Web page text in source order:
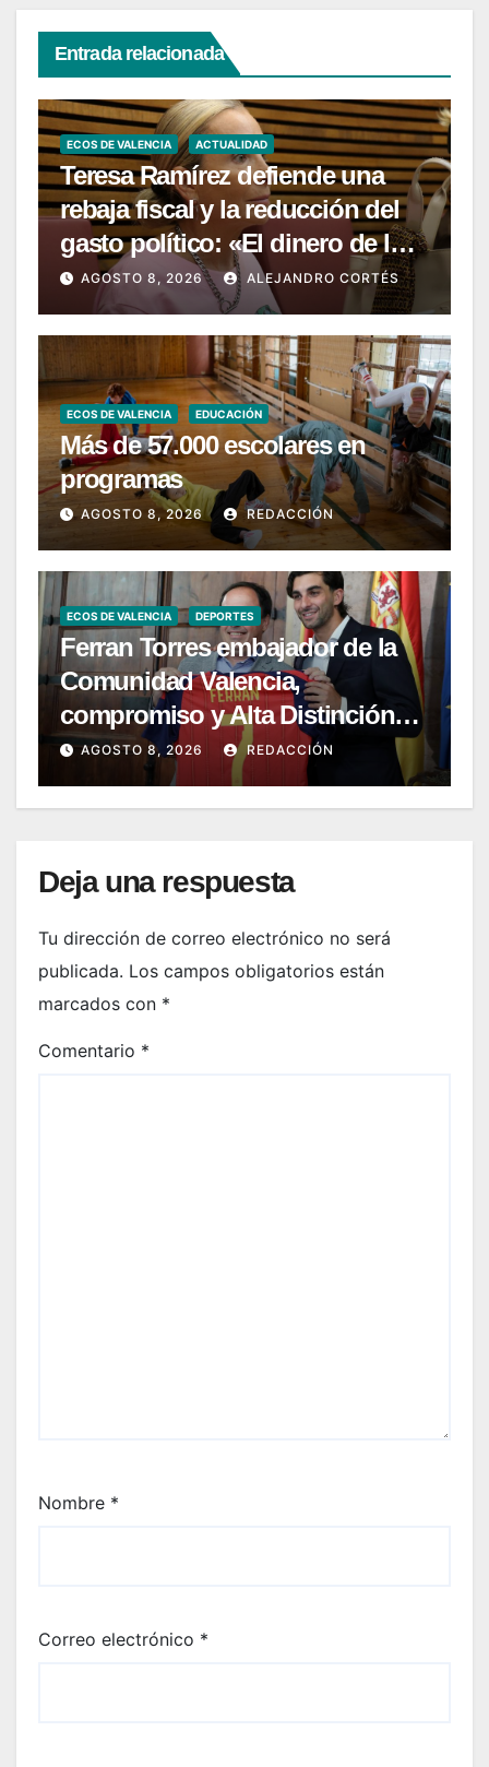
Entrada relacionada
ECOS DE VALENCIA ACTUALIDAD
Teresa Ramírez defiende una
rebaja fiscal y la reducción del
gasto político: «El dinero de los
valencianos es de los
valencianos»
AGOSTO 8, 2026 ALEJANDRO CORTÉS
ECOS DE VALENCIA EDUCACIÓN
Más de 57.000 escolares en
programas
AGOSTO 8, 2026 REDACCIÓN
ECOS DE VALENCIA DEPORTES
Ferran Torres embajador de la
Comunidad Valencia,
compromiso y Alta Distinción
del 9 d’Octubre
AGOSTO 8, 2026 REDACCIÓN
Deja una respuesta
Tu dirección de correo electrónico no será
publicada. Los campos obligatorios están
marcados con *
Comentario *
Nombre *
Correo electrónico *